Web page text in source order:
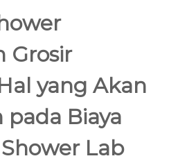
Grosir
yang Akan
Biaya
Lab